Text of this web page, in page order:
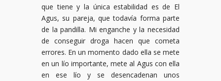
que tiene y la única estabilidad es de El
Agus, su pareja, que todavía forma parte
de la pandilla. Mi enganche y la necesidad
de conseguir droga hacen que cometa
errores. En un momento dado ella se mete
en un lío importante, mete al Agus con ella
en ese lío y se desencadenan unos